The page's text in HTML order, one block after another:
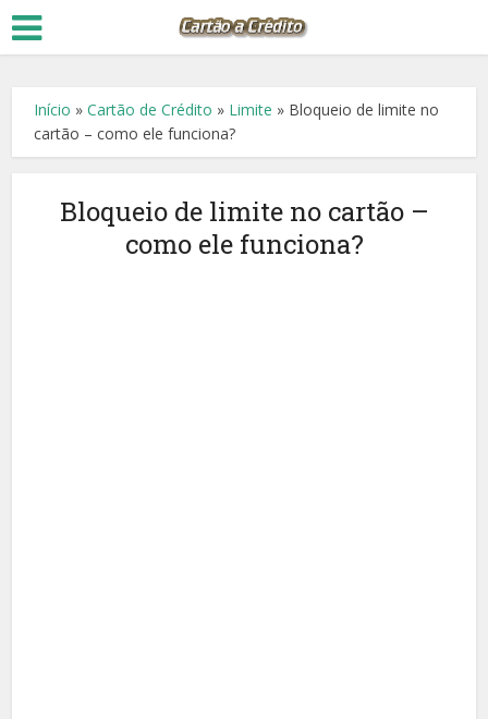
Início »Cartão de Crédito » Limite » Bloqueio de limite no
cartão – como ele funciona?
Bloqueio de limite no cartão –
como ele funciona?